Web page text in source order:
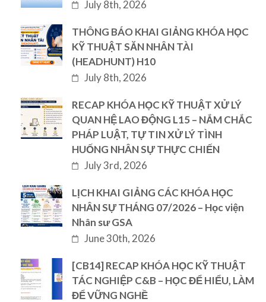
July 8th, 2026
THÔNG BÁO KHAI GIẢNG KHÓA HỌC
KỸ THUẬT SĂN NHÂN TÀI
(HEADHUNT) H10
July 8th, 2026
RECAP KHÓA HỌC KỸ THUẬT XỬ LÝ
QUAN HỆ LAO ĐỘNG L15 – NẮM CHẮC
PHÁP LUẬT, TỰ TIN XỬ LÝ TÌNH
HUỐNG NHÂN SỰ THỰC CHIẾN
July 3rd, 2026
LỊCH KHAI GIẢNG CÁC KHÓA HỌC
NHÂN SỰ THÁNG 07/2026 – Học viện
Nhân sư GSA
June 30th, 2026
[CB14] RECAP KHÓA HỌC KỸ THUẬT
TÁC NGHIỆP C&B – HỌC ĐỂ HIỂU, LÀM
ĐỂ VỮNG NGHỀ